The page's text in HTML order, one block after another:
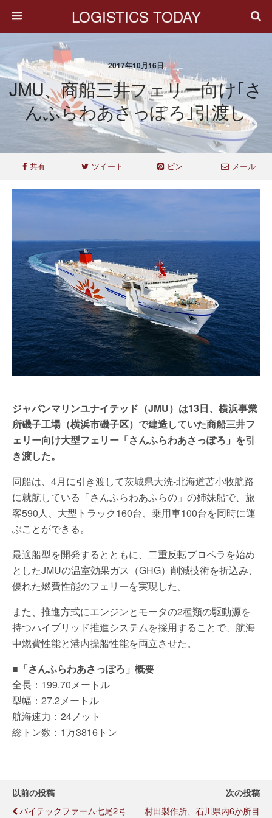
LOGISTICS TODAY
2017年10月16日
JMU、商船三井フェリー向け｢さ
んふらわあさっぽろ｣引渡し
共有 ツイート ピン メール
ジャパンマリンユナイテッド（JMU）は13日、横浜事業
所磯子工場（横浜市磯子区）で建造していた商船三井フ
ェリー向け大型フェリー「さんふらわあさっぽろ」を引
き渡した。
同船は、4月に引き渡して茨城県大洗-北海道苫小牧航路
に就航している「さんふらわあふらの」の姉妹船で、旅
客590人、大型トラック160台、乗用車100台を同時に運
ぶことができる。
最適船型を開発するとともに、二重反転プロペラを始め
としたJMUの温室効果ガス（GHG）削減技術を折込み、
優れた燃費性能のフェリーを実現した。
また、推進方式にエンジンとモータの2種類の駆動源を
持つハイブリッド推進システムを採用することで、航海
中燃費性能と港内操船性能を両立させた。
■「さんふらわあさっぽろ」概要
全長：199.70メートル
型幅：27.2メートル
航海速力：24ノット
総トン数：1万3816トン
以前の投稿
バイテックファーム七尾2号
次の投稿
村田製作所、石川県内6か所目